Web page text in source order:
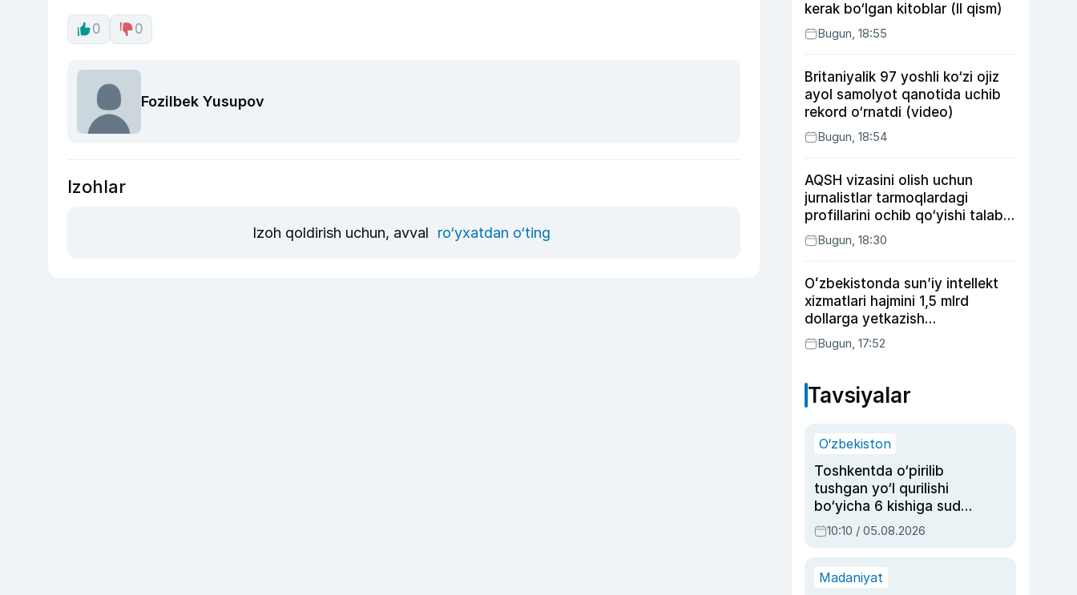
0 0
Fozilbek Yusupov
Izohlar
Izoh qoldirish uchun, avval ro‘yxatdan o‘ting
kerak bo‘lgan kitoblar (II qism)
Bugun, 18:55
Britaniyalik 97 yoshli ko‘zi ojiz
ayol samolyot qanotida uchib
rekord o‘rnatdi (video)
Bugun, 18:54
AQSH vizasini olish uchun
jurnalistlar tarmoqlardagi
profillarini ochib qo‘yishi talab
etilishi mumkin
Bugun, 18:30
Oʻzbekistonda sunʼiy intellekt
xizmatlari hajmini 1,5 mlrd
dollarga yetkazish
rejalashtirilmoqda
Bugun, 17:52
Tavsiyalar
O‘zbekiston
Toshkentda o‘pirilib
tushgan yo‘l qurilishi
bo‘yicha 6 kishiga sud
hukmi o‘qildi
10:10 / 05.08.2026
Madaniyat